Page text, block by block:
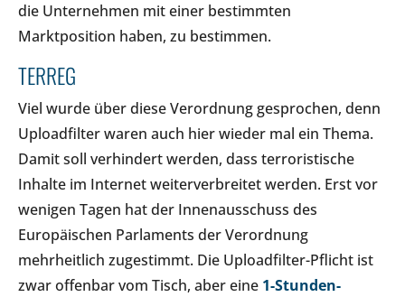
die Unternehmen mit einer bestimmten
Marktposition haben, zu bestimmen.
TERREG
Viel wurde über diese Verordnung gesprochen, denn
Uploadfilter waren auch hier wieder mal ein Thema.
Damit soll verhindert werden, dass terroristische
Inhalte im Internet weiterverbreitet werden. Erst vor
wenigen Tagen hat der Innenausschuss des
Europäischen Parlaments der Verordnung
mehrheitlich zugestimmt. Die Uploadfilter-Pflicht ist
zwar offenbar vom Tisch, aber eine 1-Stunden-